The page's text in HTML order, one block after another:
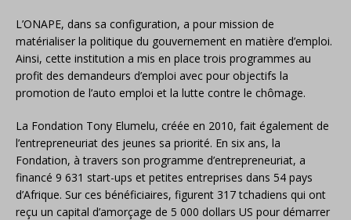
L’ONAPE, dans sa configuration, a pour mission de
matérialiser la politique du gouvernement en matière d’emploi.
Ainsi, cette institution a mis en place trois programmes au
profit des demandeurs d’emploi avec pour objectifs la
promotion de l’auto emploi et la lutte contre le chômage.
La Fondation Tony Elumelu, créée en 2010, fait également de
l’entrepreneuriat des jeunes sa priorité. En six ans, la
Fondation, à travers son programme d’entrepreneuriat, a
financé 9 631 start-ups et petites entreprises dans 54 pays
d’Afrique. Sur ces bénéficiaires, figurent 317 tchadiens qui ont
reçu un capital d’amorçage de 5 000 dollars US pour démarrer